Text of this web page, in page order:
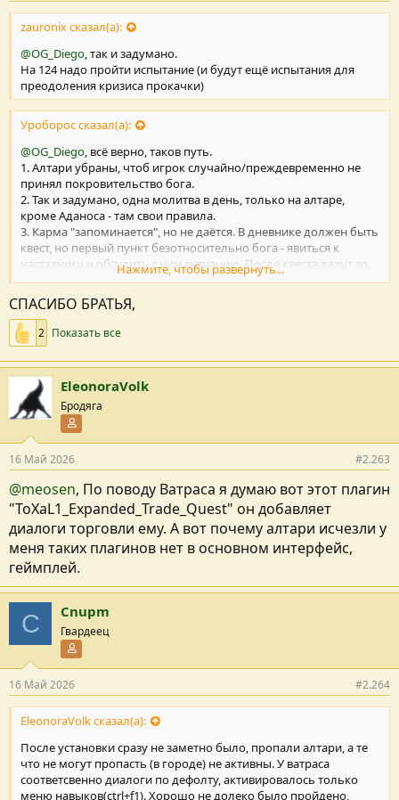
zauronix сказал(а):
@OG_Diego, так и задумано.
На 124 надо пройти испытание (и будут ещё испытания для
преодоления кризиса прокачки)
Уроборос сказал(а):
@OG_Diego, всё верно, таков путь.
1. Алтари убраны, чтоб игрок случайно/преждевременно не
принял покровительство бога.
2. Так и задумано, одна молитва в день, только на алтаре,
кроме Аданоса - там свои правила.
3. Карма "запоминается", но не даётся. В дневнике должен быть
квест, но первый пункт безотносительно бога - явиться к
наставнику и обсудить с ним ситуацию. После квеста дадут то,
что было заслужено, карма не теряется.
Из контекста подозреваю, что был выбран путь Инноса...
Нажмите, чтобы развернуть...
СПАСИБО БРАТЬЯ,
2 Показать все
EleonoraVolk
Бродяга
16 Май 2026 #2.263
@meosen, По поводу Ватраса я думаю вот этот плагин
"ToXaL1_Expanded_Trade_Quest" он добавляет
диалоги торговли ему. А вот почему алтари исчезли у
меня таких плагинов нет в основном интерфейс,
геймплей.
C Cnupm
Гвардеец
16 Май 2026 #2.264
EleonoraVolk сказал(а):
После установки сразу не заметно было, пропали алтари, а те
что не могут пропасть (в городе) не активны. У ватраса
соответсвенно диалоги по дефолту, активировалось только
меню навыков(ctrl+f1). Хорошо не долеко было пройдено,